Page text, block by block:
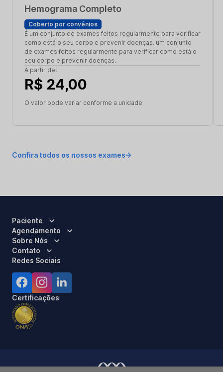
Hemograma Completo
Coberto por convênios
É um conjunto de exames feitos regularmente para verificar
como está o seu corpo e prevenir doenças. um conjunto
de exames feitos regularmente para verificar como está o
seu corpo e prevenir doenças.
A partir de:
R$ 24,00
O valor pode variar conforme a unidade
Confira todos os nossos exames
Paciente
Agendamento
Sobre Nós
Contato
Redes Sociais
Certificações